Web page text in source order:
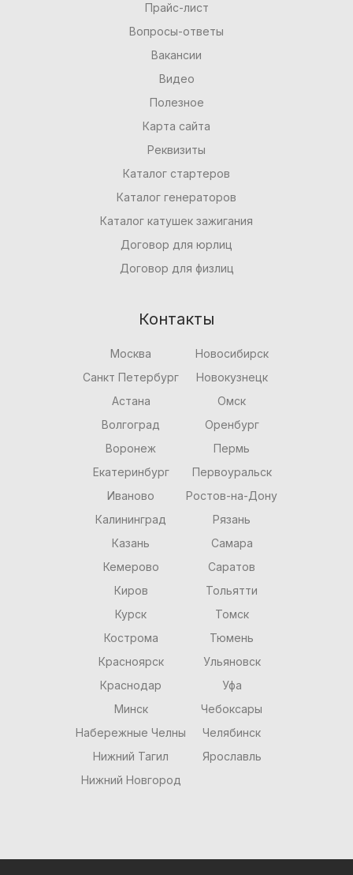
Прайс-лист
Вопросы-ответы
Вакансии
Видео
Полезное
Карта сайта
Реквизиты
Каталог стартеров
Каталог генераторов
Каталог катушек зажигания
Договор для юрлиц
Договор для физлиц
Контакты
Москва
Санкт Петербург
Астана
Волгоград
Воронеж
Екатеринбург
Иваново
Калининград
Казань
Кемерово
Киров
Курск
Кострома
Красноярск
Краснодар
Минск
Набережные Челны
Нижний Тагил
Нижний Новгород
Новосибирск
Новокузнецк
Омск
Оренбург
Пермь
Первоуральск
Ростов-на-Дону
Рязань
Самара
Саратов
Тольятти
Томск
Тюмень
Ульяновск
Уфа
Чебоксары
Челябинск
Ярославль